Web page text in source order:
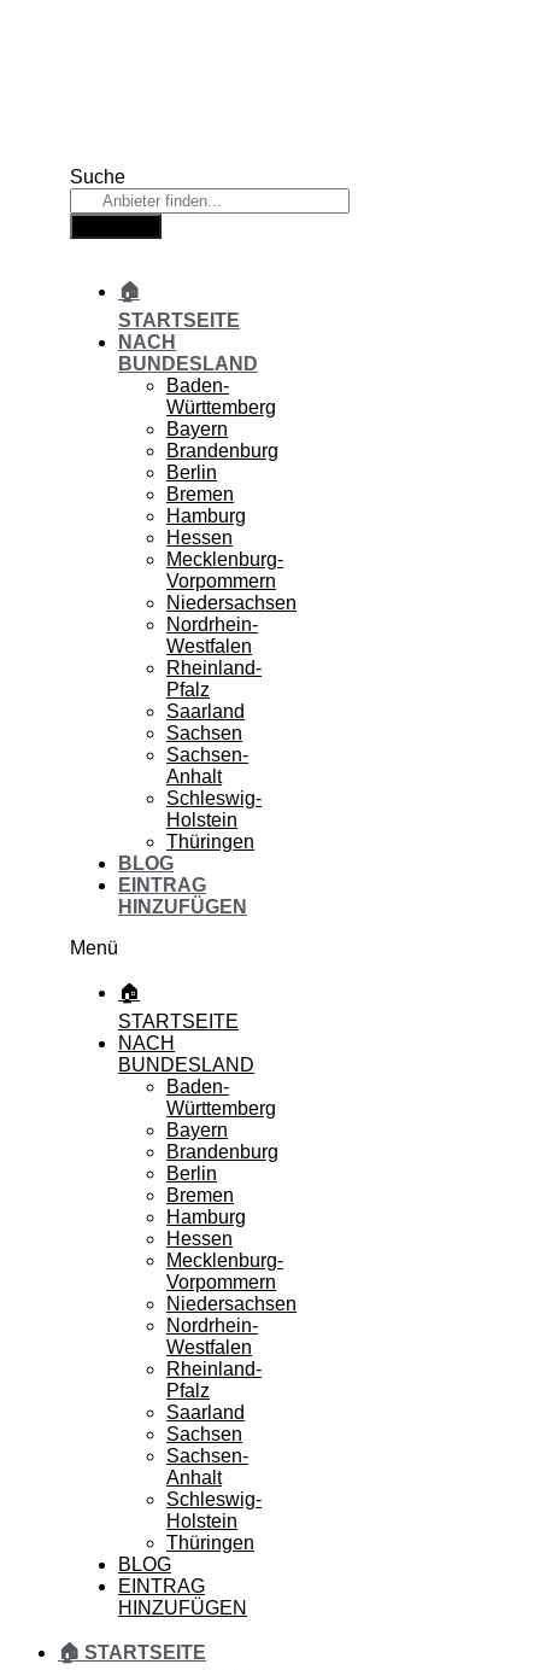
Suche
🏠
STARTSEITE
NACH
BUNDESLAND
Baden-
Württemberg
Bayern
Brandenburg
Berlin
Bremen
Hamburg
Hessen
Mecklenburg-
Vorpommern
Niedersachsen
Nordrhein-
Westfalen
Rheinland-
Pfalz
Saarland
Sachsen
Sachsen-
Anhalt
Schleswig-
Holstein
Thüringen
BLOG
EINTRAG
HINZUFÜGEN
Menü
🏠
STARTSEITE
NACH
BUNDESLAND
Baden-
Württemberg
Bayern
Brandenburg
Berlin
Bremen
Hamburg
Hessen
Mecklenburg-
Vorpommern
Niedersachsen
Nordrhein-
Westfalen
Rheinland-
Pfalz
Saarland
Sachsen
Sachsen-
Anhalt
Schleswig-
Holstein
Thüringen
BLOG
EINTRAG
HINZUFÜGEN
🏠 STARTSEITE